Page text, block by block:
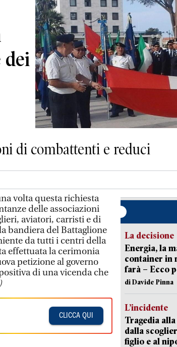
dei
di combattenti e reduci
volta questa richiesta
delle associazioni
aviatori, carristi e di
bandiera del Battaglione
da tutti i centri della
effettuata la cerimonia
petizione al governo
di una vicenda che
CLICCA QUI
La decisione
Energia, la
container in
farà – Ecco
di Davide Pinna
L’incidente
Tragedia
dalla
figlio e al